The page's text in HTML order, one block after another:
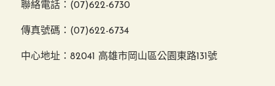
聯絡電話： (07)622-6730
傳真號碼：(07)622-6734
中心地址：82041 高雄市岡山區公園東路131號